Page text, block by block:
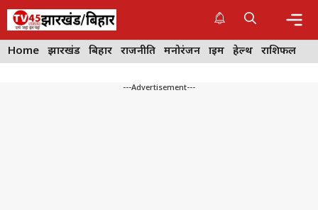
Skip
content
Home झारखंड बिहार राजनीति मनोरंजन क्राइम हेल्थ राशिफल
---Advertisement---